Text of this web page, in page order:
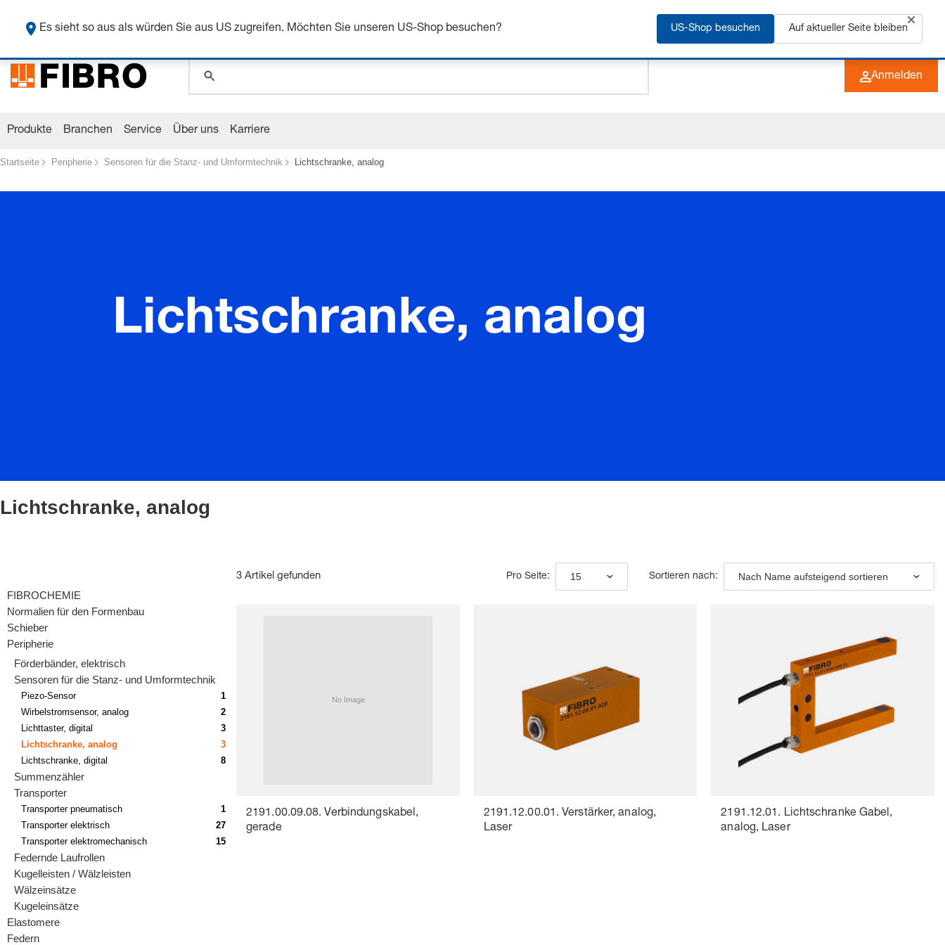
Sichern Sie sich bis zu 7% Rabatt - hier klicken um mehr zu erfahren
+49 (0) 6266 73-0 DE
Anmelden
Produkte Branchen Service Über uns Karriere
Startseite Peripherie Sensoren für die Stanz- und Umformtechnik Lichtschranke, analog
Lichtschranke, analog
Lichtschranke, analog
FIBROCHEMIE
Normalien für den Formenbau
Schieber
Peripherie
Förderbänder, elektrisch
Sensoren für die Stanz- und Umformtechnik
Piezo-Sensor
1
Wirbelstromsensor, analog
2
Lichttaster, digital
3
Lichtschranke, analog
3
Lichtschranke, digital
8
Summenzähler
Transporter
Transporter pneumatisch
1
Transporter elektrisch
27
Transporter elektromechanisch
15
Federnde Laufrollen
Kugelleisten / Wälzleisten
Wälzeinsätze
Kugeleinsätze
Elastomere
Federn
3 Artikel gefunden Pro Seite: 15 Sortieren nach: Nach Name aufsteigend sortieren
2191.00.09.08. Verbindungskabel,
gerade
2191.12.00.01. Verstärker, analog,
Laser
2191.12.01. Lichtschranke Gabel,
analog, Laser
Es sieht so aus als würden Sie aus US zugreifen. Möchten Sie unseren US-Shop besuchen? US-Shop besuchen Auf aktueller Seite bleiben